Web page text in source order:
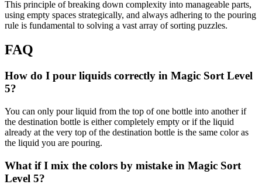
This principle of breaking down complexity into manageable parts,
using empty spaces strategically, and always adhering to the pouring
rule is fundamental to solving a vast array of sorting puzzles.
FAQ
How do I pour liquids correctly in Magic Sort Level
5?
You can only pour liquid from the top of one bottle into another if
the destination bottle is either completely empty or if the liquid
already at the very top of the destination bottle is the same color as
the liquid you are pouring.
What if I mix the colors by mistake in Magic Sort
Level 5?